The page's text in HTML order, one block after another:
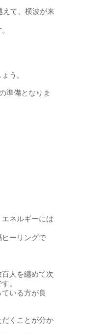
えて、横波が来
う。
準備となりま
ネルギーには
ーリングで
人を纏めて次
。
いる方が良
くことが分か